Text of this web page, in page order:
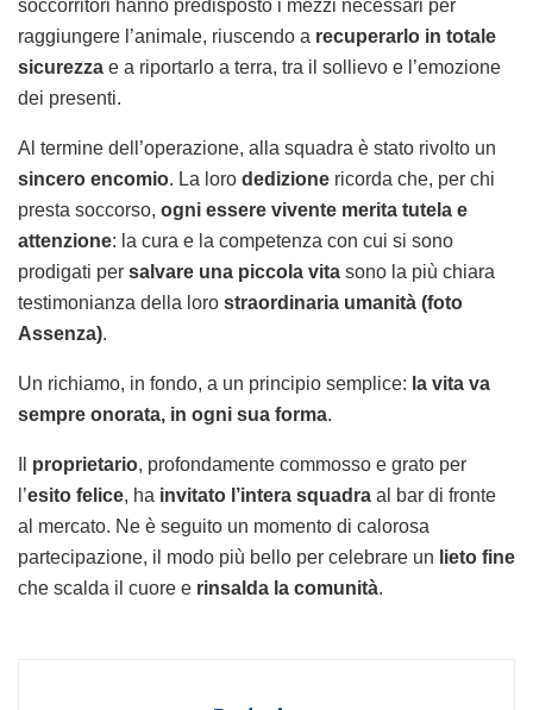
soccorritori hanno predisposto i mezzi necessari per
raggiungere l’animale, riuscendo a recuperarlo in totale
sicurezza e a riportarlo a terra, tra il sollievo e l’emozione
dei presenti.
Al termine dell’operazione, alla squadra è stato rivolto un
sincero encomio. La loro dedizione ricorda che, per chi
presta soccorso, ogni essere vivente merita tutela e
attenzione: la cura e la competenza con cui si sono
prodigati per salvare una piccola vita sono la più chiara
testimonianza della loro straordinaria umanità (foto
Assenza).
Un richiamo, in fondo, a un principio semplice: la vita va
sempre onorata, in ogni sua forma.
proprietario, profondamente commosso e grato per
l’esito felice, ha invitato l’intera squadra al bar di fronte
al mercato. Ne è seguito un momento di calorosa
partecipazione, il modo più bello per celebrare un lieto fine
che scalda il cuore e rinsalda la comunità.